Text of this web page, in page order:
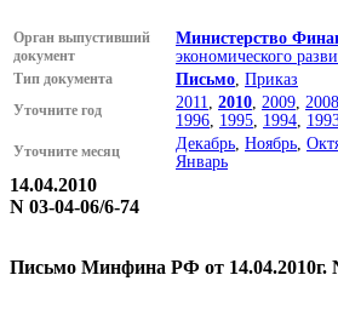
Орган выпустивший
документ
Министерство
экономического
Тип документа Письмо Приказ
Уточните год 2011 2010 2009 2008
1996 1995 1994
Уточните месяц Декабрь Ноябрь
Январь
14.04.2010
N 03-04-06/6-74
Письмо Минфина РФ от 14.04.2010г.